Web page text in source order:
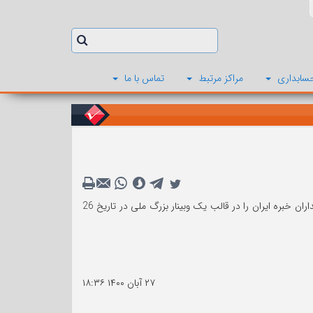
مراکز مرتبط تماس با ما
انجمن حسابداران خبره ایران به مناسبت هفته حسابدار، چهل وسومین همایش انجمن حسابداران خبره ایران را در قالب یک وبینار بزرگ ملی در تاریخ 26
۲۷ آبان ۱۴۰۰ ۱۸:۳۶